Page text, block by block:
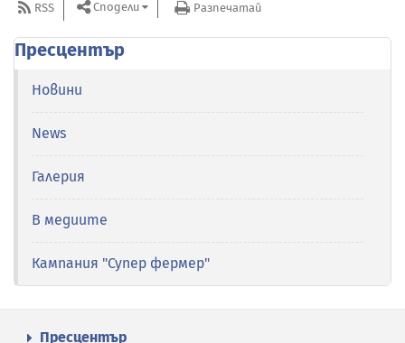
RSS Сподели Разпечатай
Пресцентър
Новини
News
Галерия
В медиите
Кампания "Супер фермер"
Пресцентър